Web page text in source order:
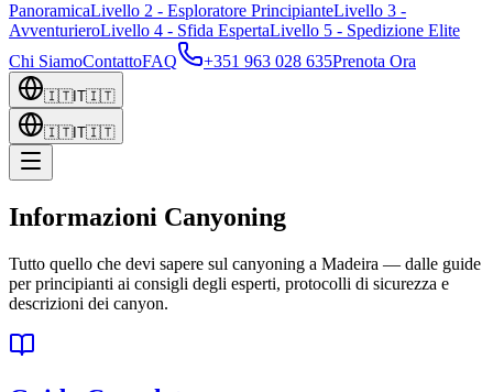
PanoramicaLivello 2 - Esploratore PrincipianteLivello 3 -
AvventurieroLivello 4 - Sfida EspertaLivello 5 - Spedizione Elite
Chi SiamoContattoFAQ +351 963 028 635Prenota Ora
🇮🇹IT🇮🇹
🇮🇹IT🇮🇹
Informazioni Canyoning
Tutto quello che devi sapere sul canyoning a Madeira — dalle guide
per principianti ai consigli degli esperti, protocolli di sicurezza e
descrizioni dei canyon.